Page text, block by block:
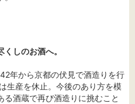
しのお酒へ。
年から京都の伏見で酒造りを行
生産を休止。今後のあり方を模
酒蔵で再び酒造りに挑むこと